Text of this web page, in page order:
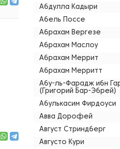
Абдулла Кадыри
Абель Поссе
Абрахам Вергезе
Абрахам Маслоу
Абрахам Меррит
Абрахам Мерритт
Абу-ль-Фарадж ибн
(Григорий Бар-Эбрей)
Абулькасим Фирдоуси
Авва Дорофей
Август Стриндберг
Августо Кури